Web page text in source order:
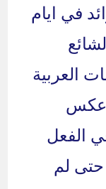
في ايام
العربية
عكس
الفعل
لم